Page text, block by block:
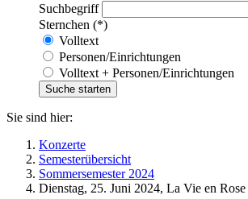
Suchbegriff
Sternchen (*)
Volltext
Personen/Einrichtungen
Volltext + Personen/Einrichtungen
Sie sind hier:
Konzerte
Semesterübersicht
Sommersemester 2024
Dienstag, 25. Juni 2024, La Vie en Rose